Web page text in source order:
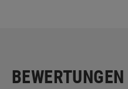
BEWERTUNGEN